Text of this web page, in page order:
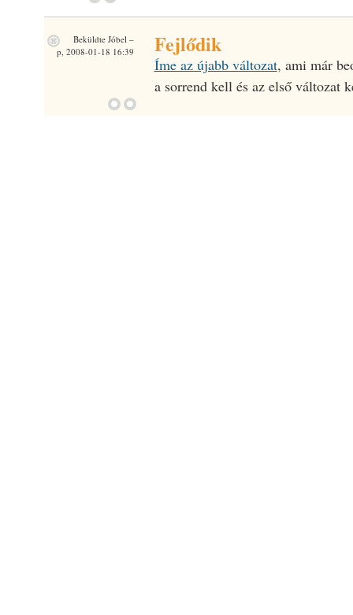
Fejlődik
Íme az újabb változat, ami már
a sorrend kell és az első változat
Beküldte Jóbel –
p, 2008-01-18 16:39